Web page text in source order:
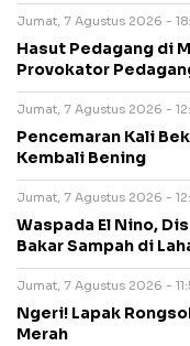
Jumat, 7 Agustus 2026 -
Hasut Pedagang di
Provokator
Jumat, 7 Agustus 2026 -
Pencemaran Kali
Kembali Bening
Jumat, 7 Agustus 2026 -
Waspada El Nino,
Bakar Sampah di
Jumat, 7 Agustus 2026 -
Ngeri! Lapak
Merah